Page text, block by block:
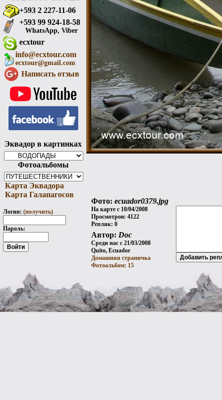
+593 2 227-11-06
+593 99 924-18-58
WhatsApp, Viber
ecxtour
info@ecxtour.com
ecxtour@gmail.com
Написать отзыв
Эквадор в картинках
Фотоальбомы
Карта Эквадора
Карта Галапагосов
Логин: (получить)
Пароль:
Фото: ecuador0379.jpg
На карте с 10/04/2008
Просмотров: 4122
Реплик: 0
Автор: Doc
Среди нас с 21/03/2008
Quito, Ecuador
Домашняя страничка
Фотоальбом: 15